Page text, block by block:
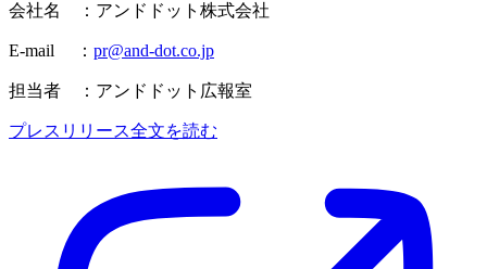
会社名 ：アンドドット株式会社
E-mail ： pr@and-dot.co.jp
担当者 ：アンドドット広報室
プレスリリース全文を読む